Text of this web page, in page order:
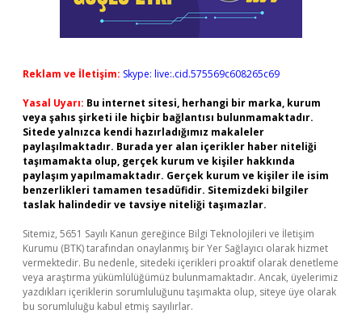
Reklam ve İletişim: Skype: live:.cid.575569c608265c69
Yasal Uyarı: Bu internet sitesi, herhangi bir marka, kurum
veya şahıs şirketi ile hiçbir bağlantısı bulunmamaktadır.
Sitede yalnızca kendi hazırladığımız makaleler
paylaşılmaktadır. Burada yer alan içerikler haber niteliği
taşımamakta olup, gerçek kurum ve kişiler hakkında
paylaşım yapılmamaktadır. Gerçek kurum ve kişiler ile isim
benzerlikleri tamamen tesadüfidir. Sitemizdeki bilgiler
taslak halindedir ve tavsiye niteliği taşımazlar.
Sitemiz, 5651 Sayılı Kanun gereğince Bilgi Teknolojileri ve İletişim
Kurumu (BTK) tarafından onaylanmış bir Yer Sağlayıcı olarak hizmet
vermektedir. Bu nedenle, sitedeki içerikleri proaktif olarak denetleme
veya araştırma yükümlülüğümüz bulunmamaktadır. Ancak, üyelerimiz
yazdıkları içeriklerin sorumluluğunu taşımakta olup, siteye üye olarak
bu sorumluluğu kabul etmiş sayılırlar.